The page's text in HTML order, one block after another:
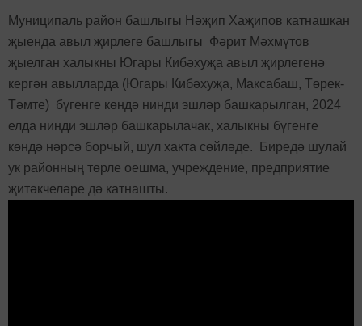
Муниципаль район башлыгы Нәҗип Хаҗипов катнашкан
җыенда авыл җирлеге башлыгы
Фәрит Мәхмүтов
җыелган халыкны Югары Кибәхуҗа авыл җирлегенә
кергән авылларда (Югары Кибәхуҗа, Максабаш, Төрек-
Тәмте) бүгенге көндә нинди эшләр башкарылган, 2024
елда нинди эшләр башкарылачак, халыкны бүгенге
көндә нәрсә борчый, шул хакта сөйләде.
Биредә шулай
ук районның төрле оешма, учреждение, предприятие
җитәкчеләре дә катнашты.